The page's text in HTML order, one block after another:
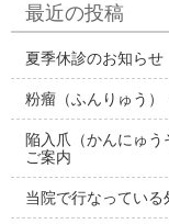
最近の投稿
夏季休診のお知らせ
粉瘤（ふんりゅう）
陥入爪（かんにゅ
ご案内
当院で行なっている